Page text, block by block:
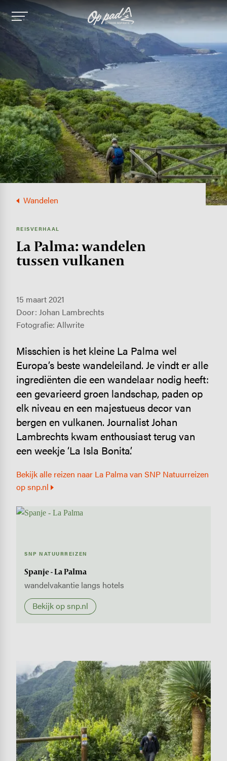
Wandelen
REISVERHAAL
La Palma: wandelen
tussen vulkanen
15 maart 2021
Door: Johan Lambrechts
Fotografie: Allwrite
SNP NATUURREIZEN
Spanje - La Palma
wandelvakantie langs hotels
Bekijk op snp.nl
Misschien is het kleine La Palma wel
Europa’s beste wandeleiland. Je vindt er alle
ingrediënten die een wandelaar nodig heeft:
een gevarieerd groen landschap, paden op
elk niveau en een majestueus decor van
bergen en vulkanen. Journalist Johan
Lambrechts kwam enthousiast terug van
een weekje ‘La Isla Bonita’.
Bekijk alle reizen naar La Palma van SNP Natuurreizen
op snp.nl
Image